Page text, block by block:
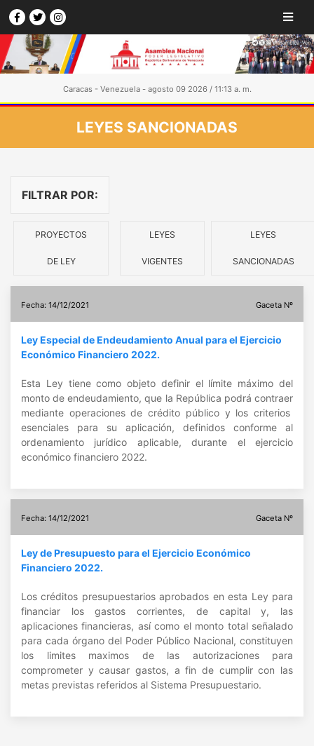
Caracas - Venezuela - agosto 09 2026 / 11:13 a. m.
LEYES SANCIONADAS
FILTRAR POR:
PROYECTOS
DE LEY
LEYES
VIGENTES
LEYES
SANCIONADAS
Fecha: 14/12/2021 Gaceta Nº
Ley Especial de Endeudamiento Anual para el Ejercicio
Económico Financiero 2022.
Esta Ley tiene como objeto definir el límite máximo del
monto de endeudamiento, que la República podrá contraer
mediante operaciones de crédito público y los criterios
esenciales para su aplicación, definidos conforme al
ordenamiento jurídico aplicable, durante el ejercicio
económico financiero 2022.
Fecha: 14/12/2021 Gaceta Nº
Ley de Presupuesto para el Ejercicio Económico
Financiero 2022.
Los créditos presupuestarios aprobados en esta Ley para
financiar los gastos corrientes, de capital y, las
aplicaciones financieras, así como el monto total señalado
para cada órgano del Poder Público Nacional, constituyen
los limites maximos de las autorizaciones para
comprometer y causar gastos, a fin de cumplir con las
metas previstas referidos al Sistema Presupuestario.